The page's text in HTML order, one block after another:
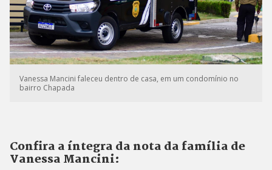
Vanessa Mancini faleceu dentro de casa, em um condomínio no
bairro Chapada
Confira a íntegra da nota da família de
Vanessa Mancini: